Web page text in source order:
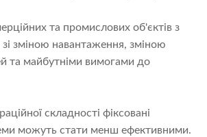
та промислових об'єктів з
зміною навантаження, зміною
та майбутніми вимогами до
складності фіксовані
можуть стати менш ефективними.